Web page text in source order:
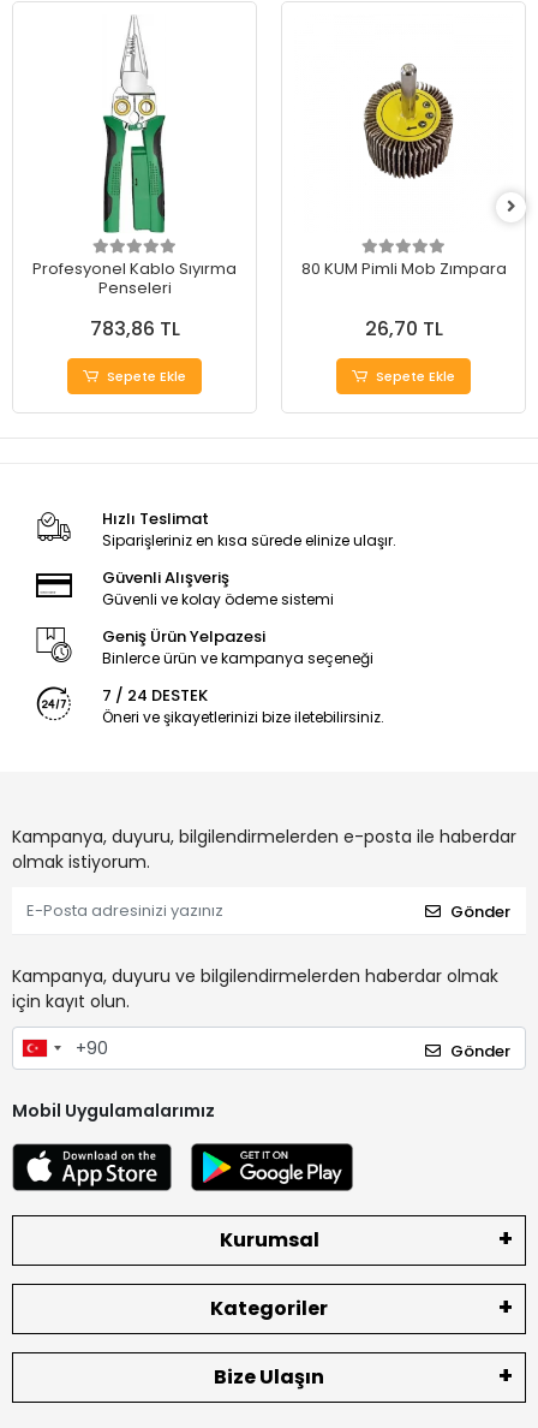
Profesyonel Kablo Sıyırma
Penseleri
783,86 TL
Sepete Ekle
80 KUM Pimli Mob Zımpara
26,70 TL
Sepete Ekle
Hızlı Teslimat
Siparişleriniz en kısa sürede elinize ulaşır.
Güvenli Alışveriş
Güvenli ve kolay ödeme sistemi
Geniş Ürün Yelpazesi
Binlerce ürün ve kampanya seçeneği
7 / 24 DESTEK
Öneri ve şikayetlerinizi bize iletebilirsiniz.
Kampanya, duyuru, bilgilendirmelerden e-posta ile haberdar
olmak istiyorum.
Gönder
Kampanya, duyuru ve bilgilendirmelerden haberdar olmak
için kayıt olun.
Gönder
Mobil Uygulamalarımız
Kurumsal
Kategoriler
Bize Ulaşın